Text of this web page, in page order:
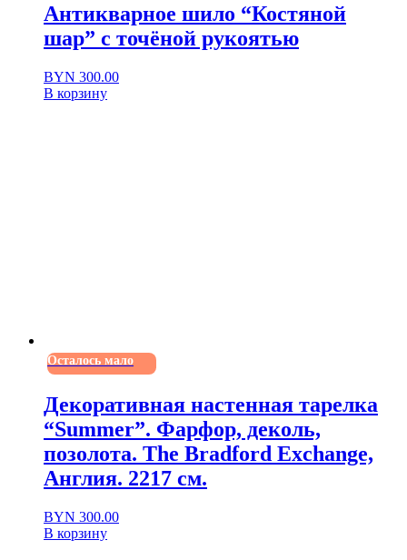
Антикварное шило “Костяной
шар” с точёной рукоятью
BYN 300.00
В корзину
Осталось мало
Декоративная настенная тарелка
“Summer”. Фарфор, деколь,
позолота. The Bradford Exchange,
Англия. 2217 см.
BYN 300.00
В корзину